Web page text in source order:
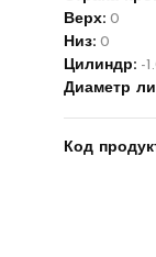
Верх: 0
Низ: 0
Цилиндр: -
Диаметр
Код